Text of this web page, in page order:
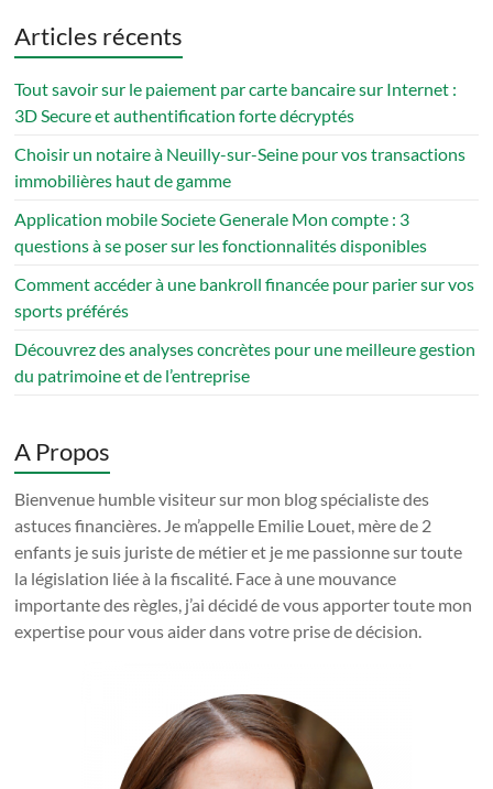
Articles récents
Tout savoir sur le paiement par carte bancaire sur Internet :
3D Secure et authentification forte décryptés
Choisir un notaire à Neuilly-sur-Seine pour vos transactions
immobilières haut de gamme
Application mobile Societe Generale Mon compte : 3
questions à se poser sur les fonctionnalités disponibles
Comment accéder à une bankroll financée pour parier sur vos
sports préférés
Découvrez des analyses concrètes pour une meilleure gestion
du patrimoine et de l’entreprise
A Propos
Bienvenue humble visiteur sur mon blog spécialiste des
astuces financières. Je m’appelle Emilie Louet, mère de 2
enfants je suis juriste de métier et je me passionne sur toute
la législation liée à la fiscalité. Face à une mouvance
importante des règles, j’ai décidé de vous apporter toute mon
expertise pour vous aider dans votre prise de décision.